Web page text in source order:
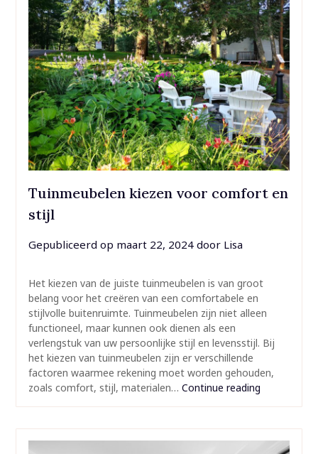
Tuinmeubelen kiezen voor comfort en
stijl
Gepubliceerd op maart 22, 2024door Lisa
Het kiezen van de juiste tuinmeubelen is van groot
belang voor het creëren van een comfortabele en
stijlvolle buitenruimte. Tuinmeubelen zijn niet alleen
functioneel, maar kunnen ook dienen als een
verlengstuk van uw persoonlijke stijl en levensstijl. Bij
het kiezen van tuinmeubelen zijn er verschillende
factoren waarmee rekening moet worden gehouden,
zoals comfort, stijl, materialen… Continue reading